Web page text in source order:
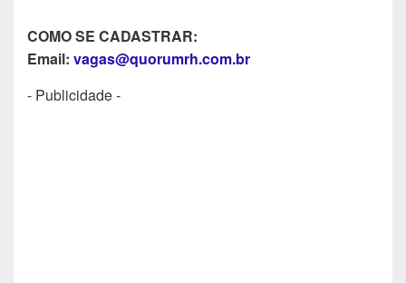
COMO SE CADASTRAR:
Email: vagas@quorumrh.com.br
- Publicidade -